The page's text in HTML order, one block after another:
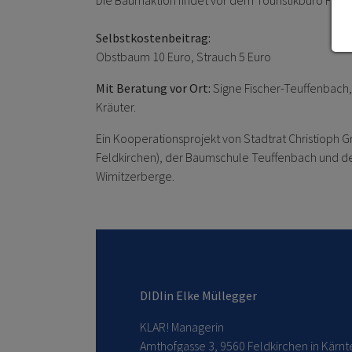
Selbstkostenbeitrag:
Obstbaum 10 Euro, Strauch 5 Euro
Mit Beratung vor Ort: Signe Fischer-
Kräuter.
Ein Kooperationsprojekt von Stadtrat Christioph
Feldkirchen), der Baumschule Teuffenbach und
Wimitzerberge.
DIDIin Elke Müllegger
KLAR! Managerin
Amthofgasse 3, 9560 Feldkirchen in